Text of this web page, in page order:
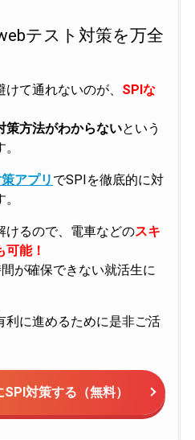
テスト対策を万全
て通れないのが、 SPIな
策方法がわからないという
アプリ でSPIを徹底的に対
けるので、電車などのスキ
能！
が確保できない就活生に
利に進めるために是非ご活
対策する（無料）